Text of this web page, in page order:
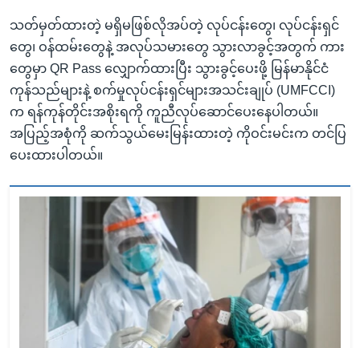
သတ်မှတ်ထားတဲ့ မရှိမဖြစ်လိုအပ်တဲ့ လုပ်ငန်းတွေ၊ လုပ်ငန်းရှင်
တွေ၊ ဝန်ထမ်းတွေနဲ့ အလုပ်သမားတွေ သွားလာခွင့်အတွက် ကား
တွေမှာ QR Pass လျှောက်ထားပြီး သွားခွင့်ပေးဖို့ မြန်မာနိုင်ငံ
ကုန်သည်များနဲ့ စက်မှုလုပ်ငန်းရှင်များအသင်းချုပ် (UMFCCI)
က ရန်ကုန်တိုင်းအစိုးရကို ကူညီလုပ်ဆောင်ပေးနေပါတယ်။
အပြည့်အစုံကို ဆက်သွယ်မေးမြန်းထားတဲ့ ကိုဝင်းမင်းက တင်ပြ
ပေးထားပါတယ်။